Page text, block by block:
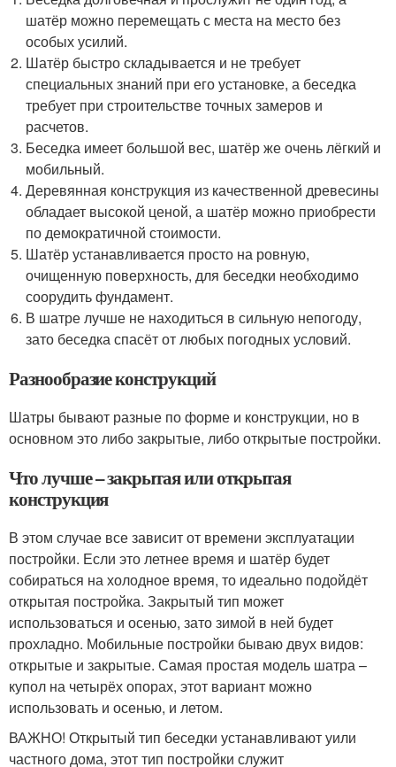
шатёр можно перемещать с места на место без
особых усилий.
Шатёр быстро складывается и не требует
специальных знаний при его установке, а беседка
требует при строительстве точных замеров и
расчетов.
Беседка имеет большой вес, шатёр же очень лёгкий и
мобильный.
Деревянная конструкция из качественной древесины
обладает высокой ценой, а шатёр можно приобрести
по демократичной стоимости.
Шатёр устанавливается просто на ровную,
очищенную поверхность, для беседки необходимо
соорудить фундамент.
В шатре лучше не находиться в сильную непогоду,
зато беседка спасёт от любых погодных условий.
Разнообразие конструкций
Шатры бывают разные по форме и конструкции, но в
основном это либо закрытые, либо открытые постройки.
Что лучше – закрытая или открытая
конструкция
В этом случае все зависит от времени эксплуатации
постройки. Если это летнее время и шатёр будет
собираться на холодное время, то идеально подойдёт
открытая постройка. Закрытый тип может
использоваться и осенью, зато зимой в ней будет
прохладно. Мобильные постройки бываю двух видов:
открытые и закрытые. Самая простая модель шатра –
купол на четырёх опорах, этот вариант можно
использовать и осенью, и летом.
ВАЖНО! Открытый тип беседки устанавливают уили
частного дома, этот тип постройки служит